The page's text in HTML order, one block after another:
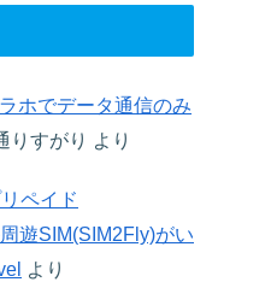
ホでデータ通信のみ
りすがり より
ペイド
遊SIM(SIM2Fly)がい
より